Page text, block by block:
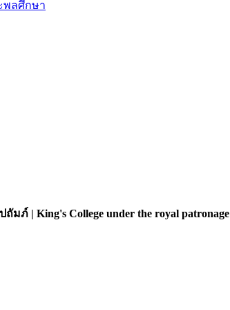
พลศึกษา
ภ์ | King's College under the royal patronage